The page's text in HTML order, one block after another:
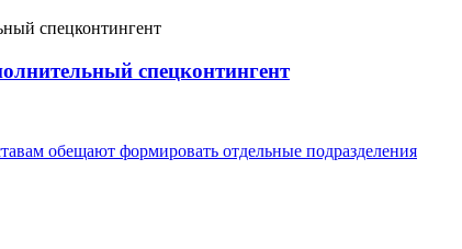
спецконтингент
обещают формировать отдельные подразделения